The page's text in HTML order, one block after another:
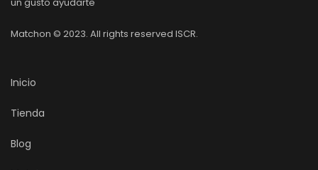
Matchon © 2023. All rights reserved ISCR.
Inicio
Tienda
Blog